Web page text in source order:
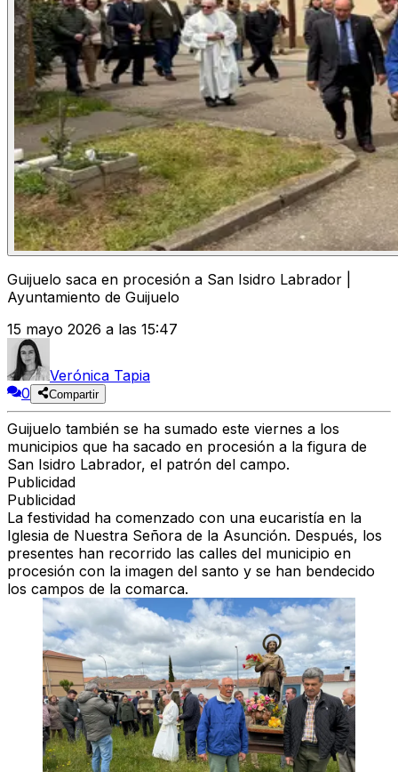
Guijuelo saca en procesión a San Isidro Labrador |
Ayuntamiento de Guijuelo
15 mayo 2026 a las 15:47
Verónica Tapia
0
Compartir
Guijuelo también se ha sumado este viernes a los
municipios que ha sacado en procesión a la figura de
San Isidro Labrador, el patrón del campo.
Publicidad
Publicidad
La festividad ha comenzado con una eucaristía en la
Iglesia de Nuestra Señora de la Asunción. Después, los
presentes han recorrido las calles del municipio en
procesión con la imagen del santo y se han bendecido
los campos de la comarca.